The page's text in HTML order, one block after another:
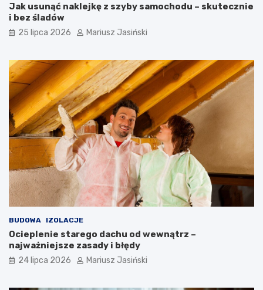
Jak usunąć naklejkę z szyby samochodu – skutecznie
i bez śladów
25 lipca 2026 Mariusz Jasiński
BUDOWA IZOLACJE
Ocieplenie starego dachu od wewnątrz –
najważniejsze zasady i błędy
24 lipca 2026 Mariusz Jasiński